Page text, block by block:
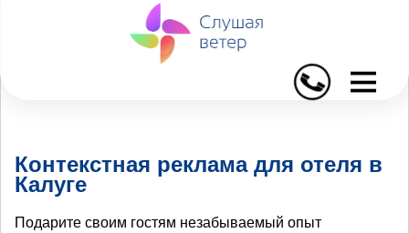
I
Контекстная реклама для отеля в
Калуге
Подарите своим гостям незабываемый опыт